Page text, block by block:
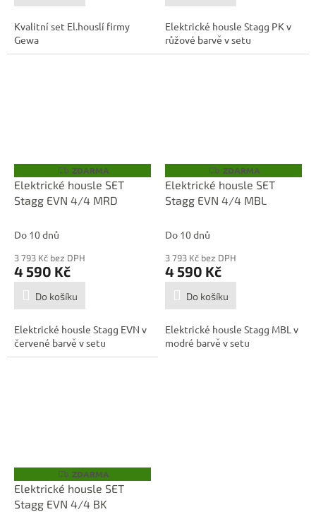
Kvalitní set El.houslí firmy
Gewa
Elektrické housle Stagg PK v
růžové barvě v setu
Z
D
A
R
ZDARMA
Elektrické housle SET
Stagg EVN 4/4 MRD
Do 10 dnů
3 793 Kč bez DPH
4 590 Kč
Do košíku
Elektrické housle Stagg EVN v
červené barvě v setu
Z
D
A
R
ZDARMA
Elektrické housle SET
Stagg EVN 4/4 MBL
Do 10 dnů
3 793 Kč bez DPH
4 590 Kč
Do košíku
Elektrické housle Stagg MBL v
modré barvě v setu
Z
D
A
R
ZDARMA
Elektrické housle SET
Stagg EVN 4/4 BK